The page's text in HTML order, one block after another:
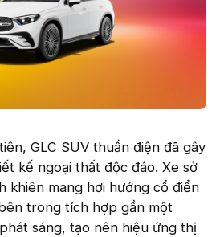
GLC SUV thuần điện đã gây
kế ngoại thất độc đáo. Xe sở
khiên mang hơi hướng cổ điển
trong tích hợp gần một
sáng, tạo nên hiệu ứng thị